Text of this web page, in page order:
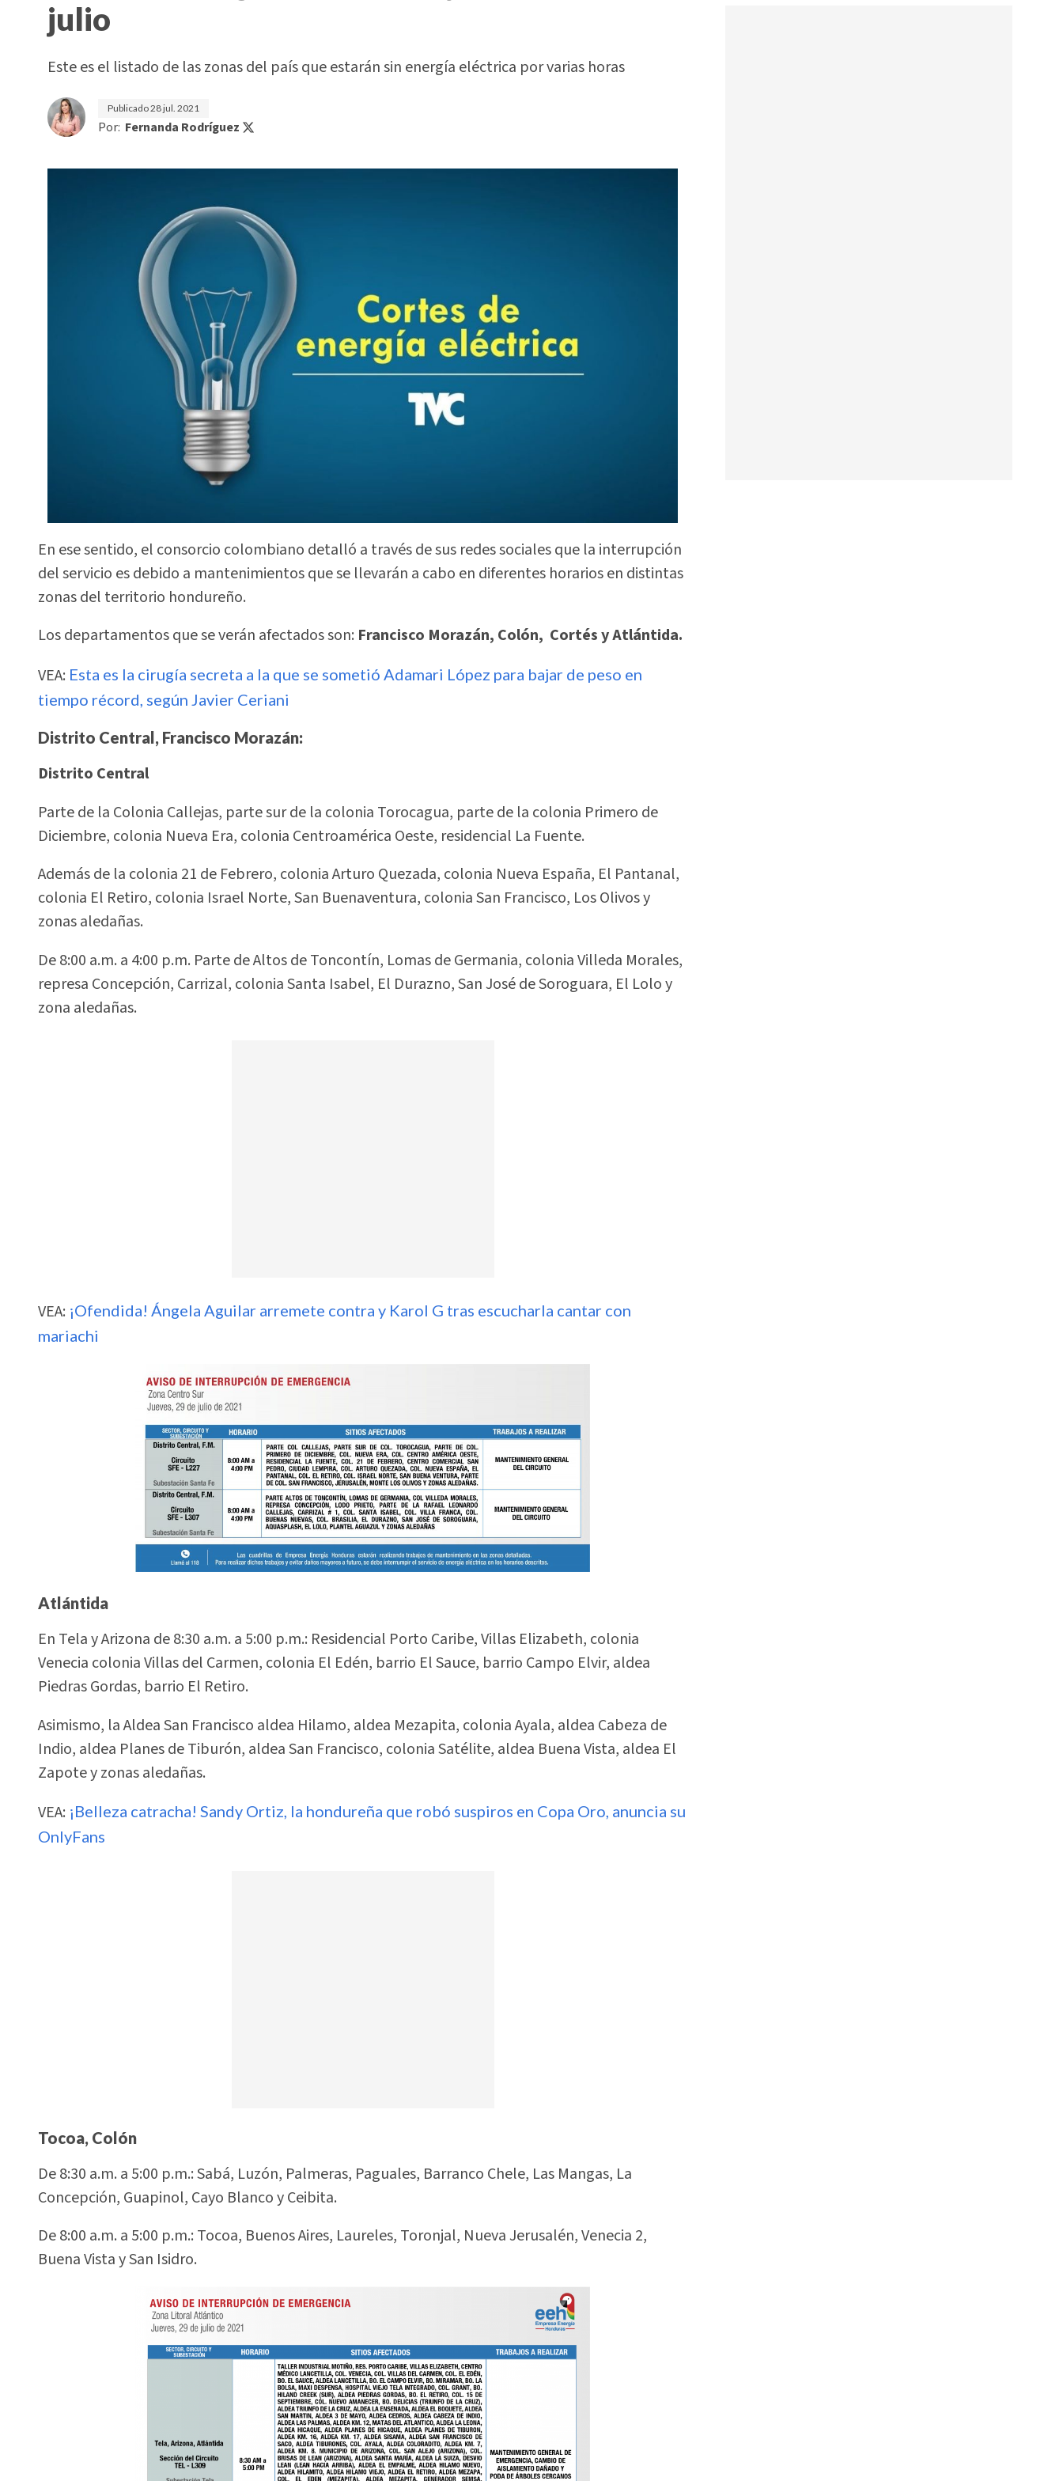
julio
Este es el listado de las zonas del país que estarán sin energía eléctrica por varias horas
Publicado28 jul. 2021
Por: Fernanda Rodríguez
En ese sentido, el consorcio colombiano detalló a través de sus redes sociales que la interrupción
del servicio es debido a mantenimientos que se llevarán a cabo en diferentes horarios en distintas
zonas del territorio hondureño.
Los departamentos que se verán afectados son: Francisco Morazán, Colón, Cortés y Atlántida.
VEA: Esta es la cirugía secreta a la que se sometió Adamari López para bajar de peso en
tiempo récord, según Javier Ceriani
Distrito Central, Francisco Morazán:
Distrito Central
Parte de la Colonia Callejas, parte sur de la colonia Torocagua, parte de la colonia Primero de
Diciembre, colonia Nueva Era, colonia Centroamérica Oeste, residencial La Fuente.
Además de la colonia 21 de Febrero, colonia Arturo Quezada, colonia Nueva España, El Pantanal,
colonia El Retiro, colonia Israel Norte, San Buenaventura, colonia San Francisco, Los Olivos y
zonas aledañas.
De 8:00 a.m. a 4:00 p.m. Parte de Altos de Toncontín, Lomas de Germania, colonia Villeda Morales,
represa Concepción, Carrizal, colonia Santa Isabel, El Durazno, San José de Soroguara, El Lolo y
zona aledañas.
VEA: ¡Ofendida! Ángela Aguilar arremete contra y Karol G tras escucharla cantar con
mariachi
Atlántida
En Tela y Arizona de 8:30 a.m. a 5:00 p.m.: Residencial Porto Caribe, Villas Elizabeth, colonia
Venecia colonia Villas del Carmen, colonia El Edén, barrio El Sauce, barrio Campo Elvir, aldea
Piedras Gordas, barrio El Retiro.
Asimismo, la Aldea San Francisco aldea Hilamo, aldea Mezapita, colonia Ayala, aldea Cabeza de
Indio, aldea Planes de Tiburón, aldea San Francisco, colonia Satélite, aldea Buena Vista, aldea El
Zapote y zonas aledañas.
VEA: ¡Belleza catracha! Sandy Ortiz, la hondureña que robó suspiros en Copa Oro, anuncia su
OnlyFans
Tocoa, Colón
De 8:30 a.m. a 5:00 p.m.: Sabá, Luzón, Palmeras, Paguales, Barranco Chele, Las Mangas, La
Concepción, Guapinol, Cayo Blanco y Ceibita.
De 8:00 a.m. a 5:00 p.m.: Tocoa, Buenos Aires, Laureles, Toronjal, Nueva Jerusalén, Venecia 2,
Buena Vista y San Isidro.